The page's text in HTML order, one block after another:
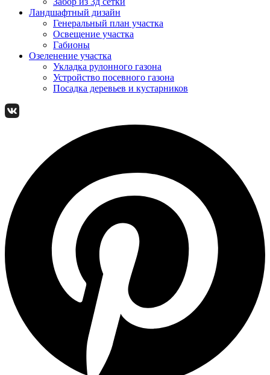
Ландшафтный дизайн
Генеральный план участка
Освещение участка
Габионы
Озеленение участка
Укладка рулонного газона
Устройство посевного газона
Посадка деревьев и кустарников